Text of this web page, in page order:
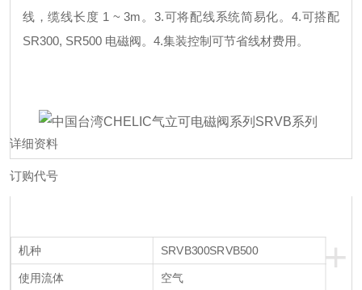
线，缆线长度 1 ~ 3m。 3.可将配线系统简易化。 4.可搭配
SR300, SR500 电磁阀。 4.集装控制可节省线材费用。
详细资料
订购代号
+
机种 SRVB300SRVB500
使用流体 空气